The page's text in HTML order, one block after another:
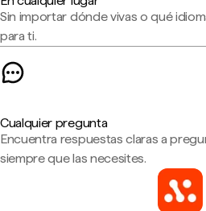
Sin importar dónde vivas o qué
para ti.
Cualquier pregunta
Encuentra respuestas claras a
siempre que las necesites.